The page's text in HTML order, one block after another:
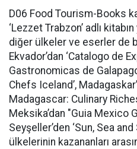
D06 Food Tourism-Books
‘Lezzet Trabzon’ adlı
diğer ülkeler ve eserler de
Ekvador’dan ‘Catalogo de
Gastronomicas de
Chefs Iceland’,
Madagascar: Culinary
Meksika’dan "Guia Mexico
Seyşeller’den ‘Sun, Sea
ülkelerinin kazananları